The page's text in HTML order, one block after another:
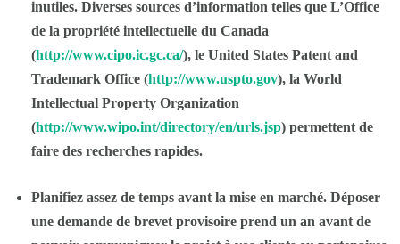
inutiles. Diverses sources d’information telles que L’Office
de la propriété intellectuelle du Canada
(http://www.cipo.ic.gc.ca/), le United States Patent and
Trademark Office (http://www.uspto.gov), la World
Intellectual Property Organization
(http://www.wipo.int/directory/en/urls.jsp) permettent de
faire des recherches rapides.
Planifiez assez de temps avant la mise en marché. Déposer
une demande de brevet provisoire prend un an avant de